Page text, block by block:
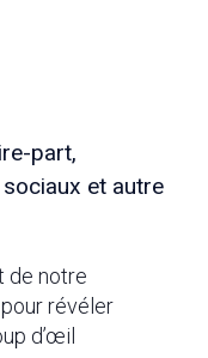
part,
et autre
de notre
révéler
d’œil